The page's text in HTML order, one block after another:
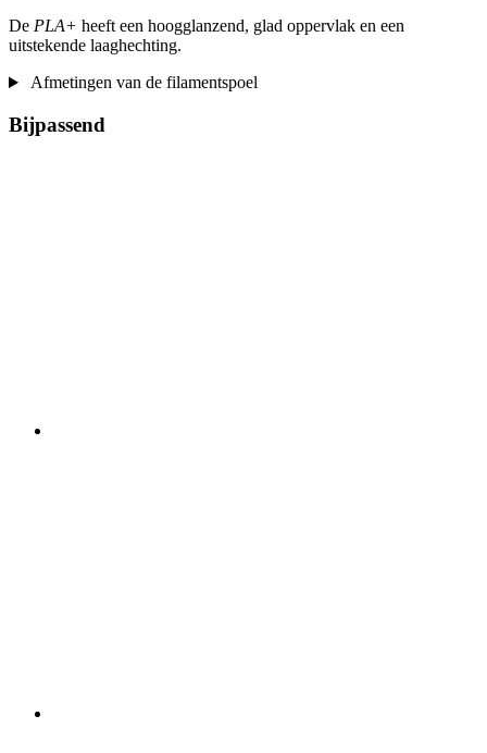
De PLA+ heeft een hoogglanzend, glad oppervlak en een
uitstekende laaghechting.
Afmetingen van de filamentspoel
Bijpassend